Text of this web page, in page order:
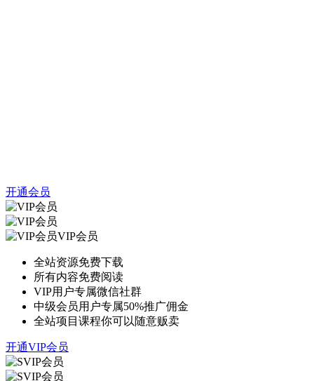
开通会员
VIP会员
全站资源免费下载
所有内容免费阅读
VIP用户专属微信社群
中级会员用户专属50%推广佣金
全站项目课程你可以随意贩卖
开通VIP会员